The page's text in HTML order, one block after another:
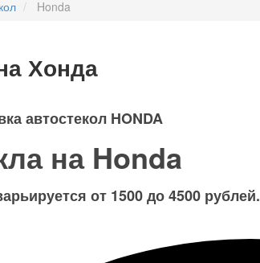
Honda
Хонда
автостекол HONDA
на Honda
от 1500 до 4500 рублей.